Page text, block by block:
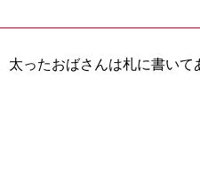
ったおばさんは札に書いて